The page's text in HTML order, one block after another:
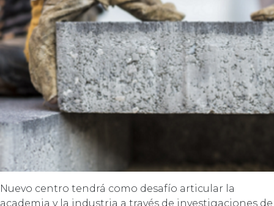
Nuevo centro tendrá como desafío articular la
academia y la industria a través de investigaciones de